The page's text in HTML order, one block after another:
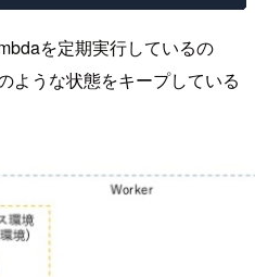
を定期実行しているの
ような状態をキープしている